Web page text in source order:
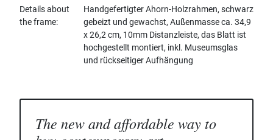
Details about
the frame
Handgefertigter Ahorn-Holzrahmen, schwarz
gebeizt und gewachst, Außenmasse ca. 34,9
x 26,2 cm, 10mm Distanzleiste, das Blatt ist
hochgestellt montiert, inkl. Museumsglas
und rückseitiger Aufhängung
The new and affordable way to